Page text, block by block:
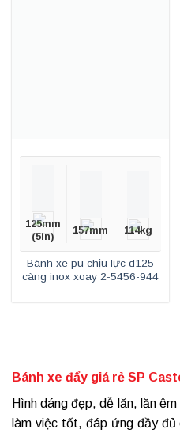
125mm
(5in)
157mm 114kg
Bánh xe pu chịu lực d125
càng inox xoay 2-5456-944
Bánh xe đẩy giá rẻ SP
Hình dáng đẹp, dễ lăn, lăn
làm việc tốt, đáp ứng đầy